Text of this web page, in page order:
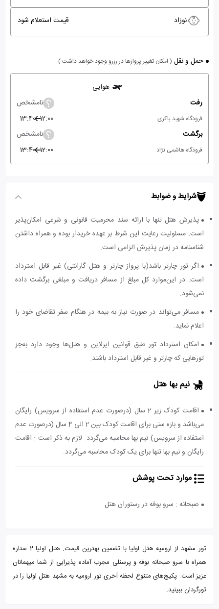
نوزاد قیمت استعلام شود
حمل و نقل ( امکان تغییر پروازها در رزرو وجود خواهد داشت )
هوایی
رفت
نامشخص
فرودگاه شهید باکری 12:00
13:40
برگشت
نامشخص
فرودگاه هاشمی نژاد 12:00
13:40
شرایط و ضوابط
پذیرش هتل تنها با ارائه سند محرمیت قانونی و شرعی امکان‌پذیر
است. مسئولیت رعایت این شرط بر عهده خریدار بوده و همراه داشتن
شناسنامه در زمان پذیرش الزامی است.
اگر تور چارتر باشد(با پرواز چارتر و هتل گارانتی) غیر قابل استرداد
است. در این‌موارد کل مبلغ از مسافر دریافت و مبلغی برگشت داده
نمی‌شود.
مسافر می‌تواند در صورت نیاز به بیمه در هنگام سفر تقاضای خود را
اعلام نماید.
امکان استرداد تور طبق قوانین ایرلاین و هتل‌ها وجود دارد به‌جز
تورهایی که چارتر و غیر قابل استرداد باشند.
نیم بها هتل
اقامت کودک زیر 2 سال (درصورت عدم استفاده از سرویس) رایگان
می‌باشد و بازه سنی برای اقامت کودک بین 2 الی 4 سال (درصورت عدم
استفاده از سرویس) نیم بها محاسبه می‌گردد. لازم به ذکر است : اقامت
رایگان و نیم بها تنها برای یک کودک محاسبه می‌گردد.
موارد تحت پوشش
صبحانه : سرو بوفه در رستوران هتل
تور مشهد از ارومیه هتل اولیا با تضمین بهترین قیمت. هتل اولیا 2 ستاره
همراه با سرو صبحانه بوفه و پرسنلی مجرب آماده پذیرایی از شما میهمانان
عزیز است. پکیج‌های متنوع لحظه آخری تور ارومیه به مشهد هتل اولیا را در
تورگردان ببینید.